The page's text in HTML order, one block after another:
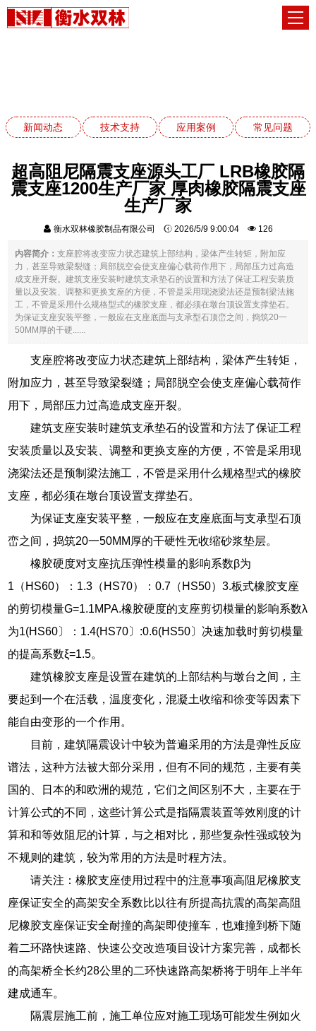
新闻动态 技术支持 应用案例 常见问题
超高阻尼隔震支座源头工厂 LRB橡胶隔
震支座1200生产厂家 厚肉橡胶隔震支座
生产厂家
衡水双林橡胶制品有限公司 2026/5/9 9:00:04 126
内容简介：支座腔将改变应力状态建筑上部结构，梁体产生转矩，附加应
力，甚至导致梁裂缝；局部脱空会使支座偏心载荷作用下，局部压力过高造
成支座开裂。建筑支座安装时建筑支承垫石的设置和方法了保证工程安装质
量以及安装、调整和更换支座的方便，不管是采用现浇梁法还是预制梁法施
工，不管是采用什么规格型式的橡胶支座，都必须在墩台顶设置支撑垫石。
为保证支座安装平整，一般应在支座底面与支承型石顶峦之间，捣筑20一
50MM厚的干硬......
支座腔将改变应力状态建筑上部结构，梁体产生转矩，
附加应力，甚至导致梁裂缝；局部脱空会使支座偏心载荷作
用下，局部压力过高造成支座开裂。
建筑支座安装时建筑支承垫石的设置和方法了保证工程
安装质量以及安装、调整和更换支座的方便，不管是采用现
浇梁法还是预制梁法施工，不管是采用什么规格型式的橡胶
支座，都必须在墩台顶设置支撑垫石。
为保证支座安装平整，一般应在支座底面与支承型石顶
峦之间，捣筑20一50MM厚的干硬性无收缩砂浆垫层。
橡胶硬度对支座抗压弹性模量的影响系数β为
1（HS60）：1.3（HS70）：0.7（HS50）3.板式橡胶支座
的剪切模量G=1.1MPA.橡胶硬度的支座剪切模量的影响系数λ
为1(HS60〕：1.4(HS70〕:0.6(HS50〕决速加载时剪切模量
的提高系数ξ=1.5。
建筑橡胶支座是设置在建筑的上部结构与墩台之间，主
要起到一个在活载，温度变化，混凝土收缩和徐变等因素下
能自由变形的一个作用。
目前，建筑隔震设计中较为普遍采用的方法是弹性反应
谱法，这种方法被大部分采用，但有不同的规范，主要有美
国的、日本的和欧洲的规范，它们之间区别不大，主要在于
计算公式的不同，这些计算公式是指隔震装置等效刚度的计
算和和等效阻尼的计算，与之相对比，那些复杂性强或较为
不规则的建筑，较为常用的方法是时程方法。
请关注：橡胶支座使用过程中的注意事项高阻尼橡胶支
座保证安全的高架安全系数比以往有所提高抗震的高架高阻
尼橡胶支座保证安全耐撞的高架即使撞车，也难撞到桥下随
着二环路快速路、快速公交改造项目设计方案完善，成都长
的高架桥全长约28公里的二环快速路高架桥将于明年上半年
建成通车。
隔震层施工前，施工单位应对施工现场可能发生例如火